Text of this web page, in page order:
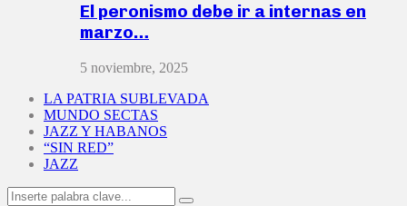
El peronismo debe ir a internas en
marzo…
5 noviembre, 2025
LA PATRIA SUBLEVADA
MUNDO SECTAS
JAZZ Y HABANOS
“SIN RED”
JAZZ
Search